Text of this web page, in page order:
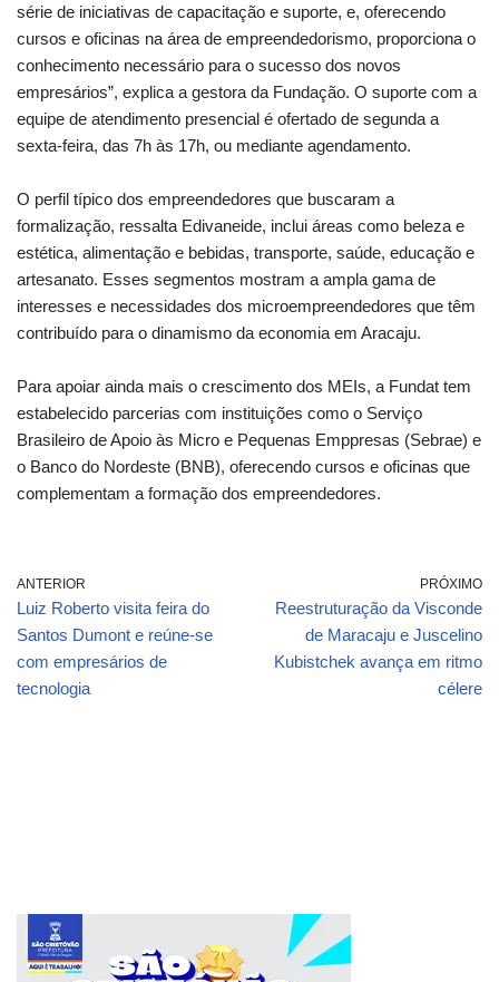
série de iniciativas de capacitação e suporte, e, oferecendo
cursos e oficinas na área de empreendedorismo, proporciona o
conhecimento necessário para o sucesso dos novos
empresários”, explica a gestora da Fundação. O suporte com a
equipe de atendimento presencial é ofertado de segunda a
sexta-feira, das 7h às 17h, ou mediante agendamento.
O perfil típico dos empreendedores que buscaram a
formalização, ressalta Edivaneide, inclui áreas como beleza e
estética, alimentação e bebidas, transporte, saúde, educação e
artesanato. Esses segmentos mostram a ampla gama de
interesses e necessidades dos microempreendedores que têm
contribuído para o dinamismo da economia em Aracaju.
Para apoiar ainda mais o crescimento dos MEIs, a Fundat tem
estabelecido parcerias com instituições como o Serviço
Brasileiro de Apoio às Micro e Pequenas Emppresas (Sebrae) e
o Banco do Nordeste (BNB), oferecendo cursos e oficinas que
complementam a formação dos empreendedores.
ANTERIOR
Luiz Roberto visita feira do
Santos Dumont e reúne-se
com empresários de
tecnologia
PRÓXIMO
Reestruturação da Visconde
de Maracaju e Juscelino
Kubistchek avança em ritmo
célere